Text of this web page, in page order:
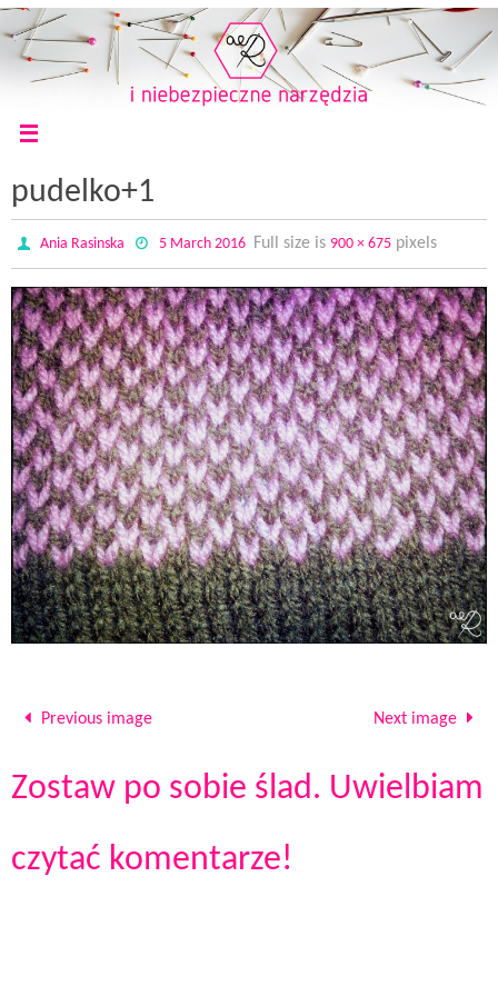
pudelko+1
Ania Rasinska 5 March 2016 Full size is 900 × 675pixels
Previous image Next image
Zostaw po sobie ślad. Uwielbiam
czytać komentarze!